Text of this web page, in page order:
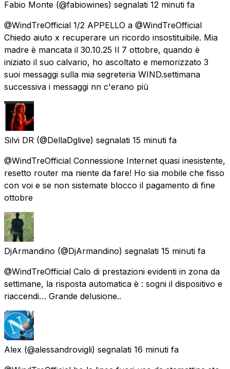
Fabio Monte (@fabiowines) segnalati 12 minuti fa
@WindTreOfficial 1/2 APPELLO a @WindTreOfficial
Chiedo aiuto x recuperare un ricordo insostituibile. Mia
madre è mancata il 30.10.25 Il 7 ottobre, quando è
iniziato il suo calvario, ho ascoltato e memorizzato 3
suoi messaggi sulla mia segreteria WIND.settimana
successiva i messaggi nn c'erano più
Silvi DR (@DellaDglive) segnalati 15 minuti fa
@WindTreOfficial Connessione Internet quasi inesistente,
resetto router ma niente da fare! Ho sia mobile che fisso
con voi e se non sistemate blocco il pagamento di fine
ottobre
DjArmandino (@DjArmandino) segnalati 15 minuti fa
@WindTreOfficial Calo di prestazioni evidenti in zona da
settimane, la risposta automatica è : sogni il dispositivo e
riaccendi… Grande delusione..
Alex (@alessandrovigli) segnalati 16 minuti fa